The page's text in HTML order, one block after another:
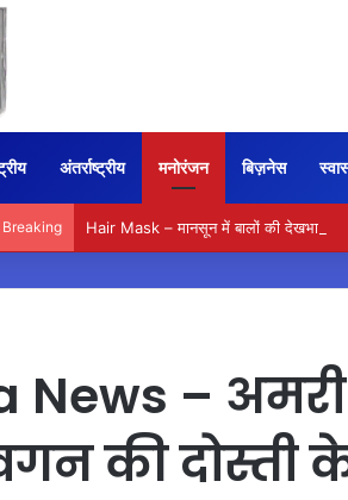
अंतर्राष्ट्रीय मनोरंजन बिज़नेस
Breaking Hair Mask – मानसून में बालों की देखभाल के
News –
की दोस्ती